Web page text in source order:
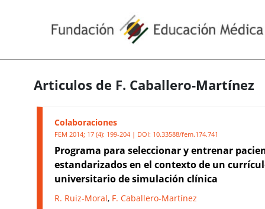
Articulos de F. Caballero-Martínez
Colaboraciones
FEM 2014; 17 (4): 199-204 | DOI: 10.33588/fem.174.741
Programa para seleccionar y entrenar
estandarizados en el contexto de un
universitario de simulación clínica
R. Ruiz-Moral, F. Caballero-Martínez